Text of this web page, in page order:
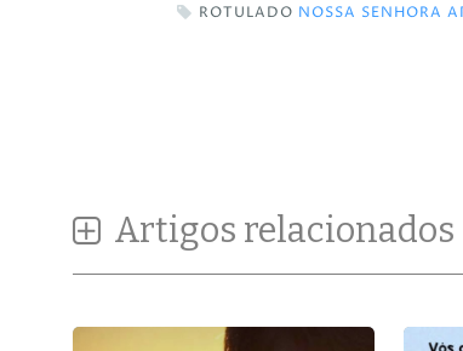
ROTULADO NOSSA SENHORA
Artigos relacionados